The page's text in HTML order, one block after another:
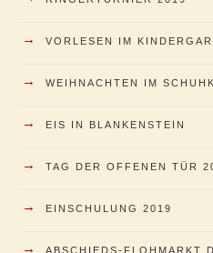
→ VORLESEN IM
→ WEIHNACHTEN IM
→ EIS IN BLANKENSTEIN
→ TAG DER OFFENEN TÜR
→ EINSCHULUNG 2019
→ ABSCHIEDS-FLOHMARKT